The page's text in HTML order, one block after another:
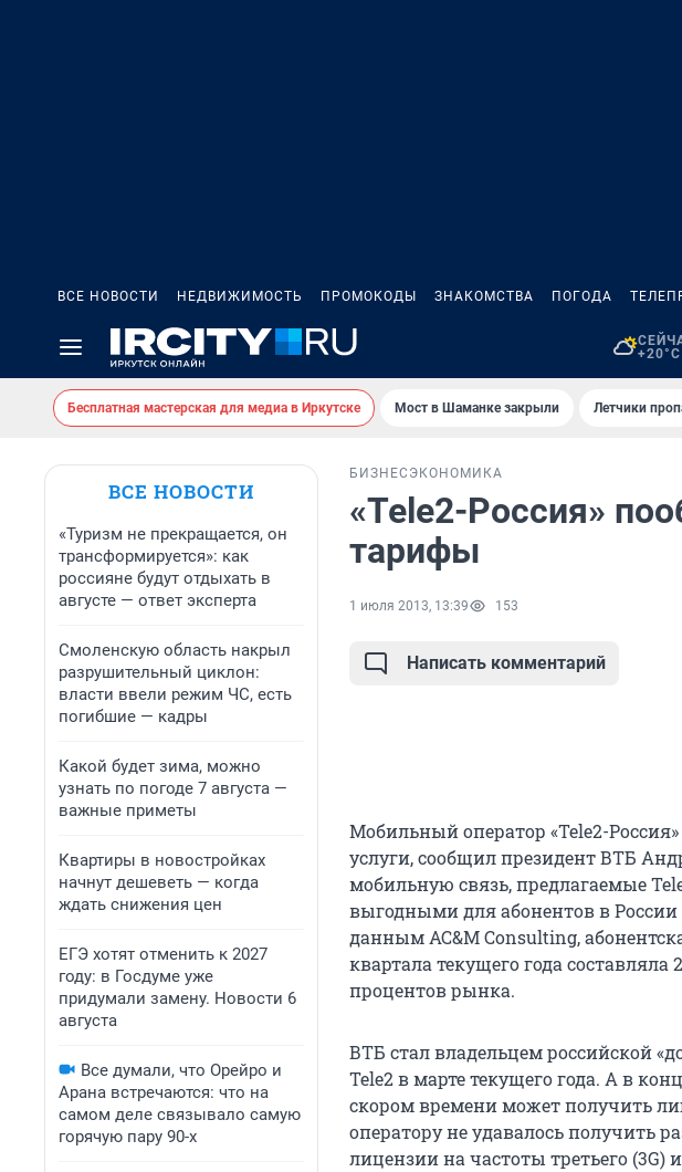
ВСЕ НОВОСТИ НЕДВИЖИМОСТЬ ПРОМОКОДЫ ЗНАКОМСТВА ПОГОДА
+20°C
Бесплатная мастерская для медиа в Иркутске Мост в Шаманке закрыли Летчики
ВСЕ НОВОСТИ
«Туризм не прекращается, он
трансформируется»: как
россияне будут отдыхать в
августе — ответ эксперта
Смоленскую область накрыл
разрушительный циклон:
власти ввели режим ЧС, есть
погибшие — кадры
Какой будет зима, можно
узнать по погоде 7 августа —
важные приметы
Квартиры в новостройках
начнут дешеветь — когда
ждать снижения цен
ЕГЭ хотят отменить к 2027
году: в Госдуме уже
придумали замену. Новости 6
августа
Все думали, что Орейро и
Арана встречаются: что на
самом деле связывало самую
горячую пару 90-х
БИЗНЕС ЭКОНОМИКА
«Tele2-Россия»
тарифы
1 июля 2013, 13:39 153
Написать комментарий
Мобильный оператор «Tele2-
услуги, сообщил президент ВТБ
мобильную связь, предлагаемые
выгодными для абонентов в
данным AC&M Consulting,
квартала текущего года
процентов рынка.
ВТБ стал владельцем российской
Tele2 в марте текущего года. А в
скором времени может получить
оператору не удавалось получить
лицензии на частоты третьего (3G)